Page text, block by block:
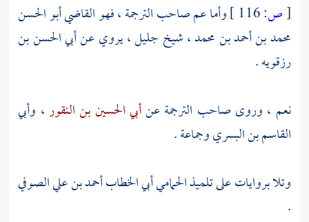
[ص: وأما عم صاحب الترجمة ، فهوالقاضي أبو الحسن
محمد بن أحمد بن محمد، شيخ جليل ، يروي عنأبي الحسن بن
رزقويه.
نعم ، وروى صاحب الترجمة عنأبي الحسين بن النقور، وأبي
القاسم بن البسريوجماعة .
وتلا بروايات على تلميذالحمامي أبي الخطاب أحمد بن علي الصوفي
.